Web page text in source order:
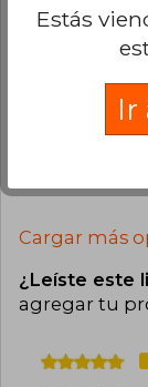
2025
Compra
que me
sellado.
Esta
Cargar más
¿Leíste este
agregar tu
Estás
Ir